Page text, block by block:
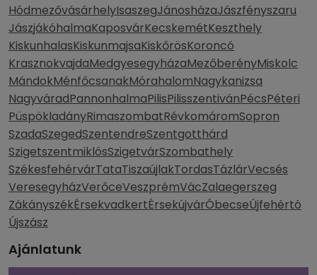
HódmezővásárhelyIsaszegJánosházaJászfényszaru
JászjákóhalmaKaposvárKecskemétKeszthely
KiskunhalasKiskunmajsaKiskőrösKoroncó
KrasznokvajdaMedgyesegyházaMezőberényMiskolc
MándokMénfőcsanakMórahalomNagykanizsa
NagyváradPannonhalmaPilisPilisszentivánPécsPéteri
PüspökladányRimaszombatRévkomáromSopron
SzadaSzegedSzentendreSzentgotthárd
SzigetszentmiklósSzigetvárSzombathely
SzékesfehérvárTataTiszaújlakTordasTázlárVecsés
VeresegyházVerőceVeszprémVácZalaegerszeg
ZákányszékÉrsekvadkertÉrsekújvárÓbecseÚjfehértó
Újszász
Ajánlatunk